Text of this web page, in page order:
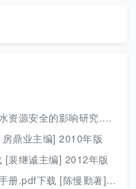
响研究.pdf 胡光伟 著 2017年版
鼎业主编] 2010年版
[裴继诚主编] 2012年版
下载 [陈慢勤著] 2010年版